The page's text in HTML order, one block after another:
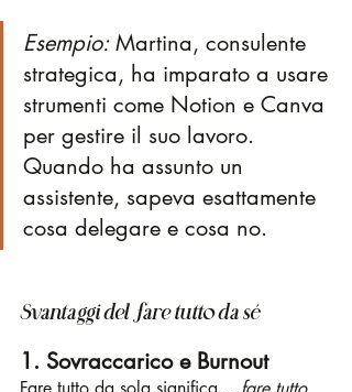
Esempio: Martina, consulente
strategica, ha imparato a usare
strumenti come Notion e Canva
per gestire il suo lavoro.
Quando ha assunto un
assistente, sapeva esattamente
cosa delegare e cosa no.
Svantaggi del fare tutto da sé
1. Sovraccarico e Burnout